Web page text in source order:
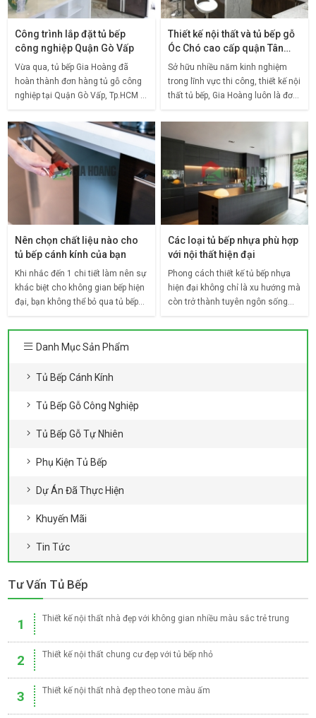
Công trình lắp đặt tủ bếp
công nghiệp Quận Gò Vấp
Vừa qua, tủ bếp Gia Hoàng đã
hoàn thành đơn hàng tủ gỗ công
nghiệp tại Quận Gò Vấp, Tp.HCM .
được gia chủ đánh giá rất cao về
tay nghề và kỹ
Thiết kế nội thất và tủ bếp gỗ
Óc Chó cao cấp quận Tân
Bình
Sở hữu nhiều năm kinh nghiệm
trong lĩnh vực thi công, thiết kế nội
thất tủ bếp, Gia Hoàng luôn là đơn
nhiệm giao phó cho việc tạo dựng
không
Nên chọn chất liệu nào cho
tủ bếp cánh kính của bạn
Khi nhắc đến 1 chi tiết làm nên sự
khác biệt cho không gian bếp hiện
đại, bạn không thể bỏ qua tủ bếp
hướng chiếm sóng mạnh mẽ
trong các thiết kế
Các loại tủ bếp nhựa phù hợp
với nội thất hiện đại
Phong cách thiết kế tủ bếp nhựa
hiện đại không chỉ là xu hướng mà
còn trở thành tuyên ngôn sống
bếp là nơi lưu giữ nếp sinh hoạt
Danh Mục Sản Phẩm
Tủ Bếp Cánh Kính
Tủ Bếp Gỗ Công Nghiệp
Tủ Bếp Gỗ Tự Nhiên
Phụ Kiện Tủ Bếp
Dự Án Đã Thực Hiện
Khuyến Mãi
Tin Tức
Tư Vấn Tủ Bếp
1 Thiết kế nội thất nhà đẹp với không gian nhiều màu sắc trẻ trung
2 Thiết kế nội thất chung cư đẹp với tủ bếp nhỏ
3 Thiết kế nội thất nhà đẹp theo tone màu ấm